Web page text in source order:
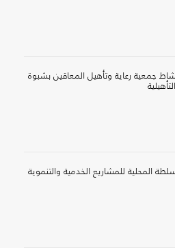
جمعية رعاية وتأهيل المعاقين بشبوة
المحلية للمشاريع الخدمية والتنموية